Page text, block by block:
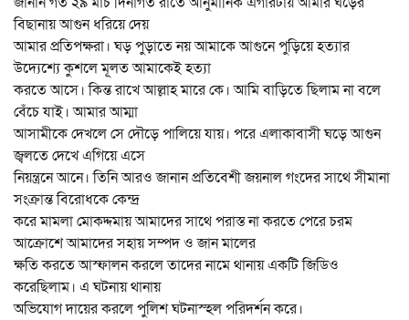
বিছানায় আগুন ধরিয়ে দেয়
আমার প্রতিপক্ষরা। ঘড় পুড়াতে নয় আমাকে আগুনে পুড়িয়ে হত্যার
উদ্যেশ্যে কুশলে মূলত আমাকেই হত্যা
করতে আসে। কিন্ত রাখে আল্লাহ মারে কে। আমি বাড়িতে ছিলাম না বলে
বেঁচে যাই। আমার আম্মা
আসামীকে দেখলে সে দৌড়ে পালিয়ে যায়। পরে এলাকাবাসী ঘড়ে আগুন
জ্বলতে দেখে এগিয়ে এসে
নিয়ন্ত্রনে আনে। তিনি আরও জানান প্রতিবেশী জয়নাল গংদের সাথে সীমানা
সংক্রান্ত বিরোধকে কেন্দ্র
করে মামলা মোকদ্দমায় আমাদের সাথে পরাস্ত না করতে পেরে চরম
আক্রোশে আমাদের সহায় সম্পদ ও জান মালের
ক্ষতি করতে আস্ফালন করলে তাদের নামে থানায় একটি জিডিও
করেছিলাম। এ ঘটনায় থানায়
অভিযোগ দায়ের করলে পুলিশ ঘটনাস্হল পরিদর্শন করে।